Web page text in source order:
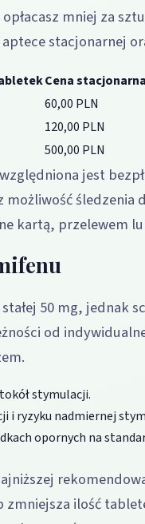
mniej za
stacjonarnej
Cena stacjonarna
60,00 PLN
120,00 PLN
500,00 PLN
jest
śledzenia
kartą, przelewem
50 mg, jednak
od
stymulacji.
i ryzyku nadmiernej
opornych na
ilość